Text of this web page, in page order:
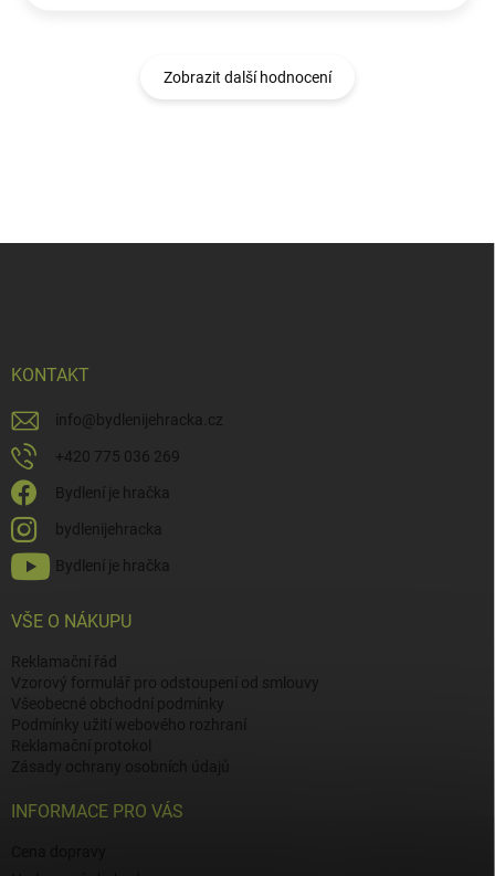
Zobrazit další hodnocení
KONTAKT
info@ bydlenijehracka.cz
+420 775 036 269
Bydlení je hračka
bydlenijehracka
Bydlení je hračka
VŠE O NÁKUPU
Reklamační řád
Vzorový formulář pro odstoupení od smlouvy
Všeobecné obchodní podmínky
Podmínky užití webového rozhraní
Reklamační protokol
Zásady ochrany osobních údajů
INFORMACE PRO VÁS